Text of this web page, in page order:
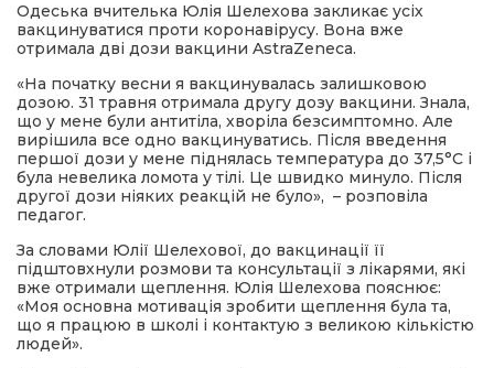
Одеська вчителька Юлія Шелехова закликає усіх
вакцинуватися проти коронавірусу. Вона вже
отримала дві дози вакцини AstraZeneca.
«На початку весни я вакцинувалась залишковою
дозою. 31 травня отримала другу дозу вакцини. Знала,
що у мене були антитіла, хворіла безсимптомно. Але
вирішила все одно вакцинуватись. Після введення
першої дози у мене піднялась температура до 37,5°C і
була невелика ломота у тілі. Це швидко минуло. Після
другої дози ніяких реакцій не було», – розповіла
педагог.
За словами Юлії Шелехової, до вакцинації її
підштовхнули розмови та консультації з лікарями, які
вже отримали щеплення. Юлія Шелехова пояснює:
«Моя основна мотивація зробити щеплення була та,
що я працюю в школі і контактую з великою кількістю
людей».